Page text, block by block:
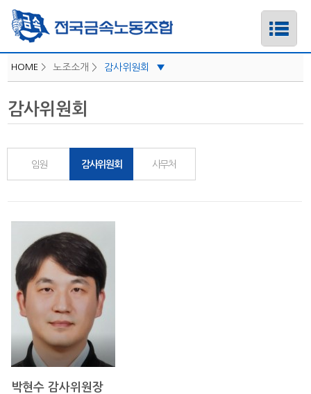
하위메뉴
하위메뉴
HOME > 노조소개 > 감사위원회 ▼
감사위원회
임원 감사위원회 사무처
박현수 감사위원장